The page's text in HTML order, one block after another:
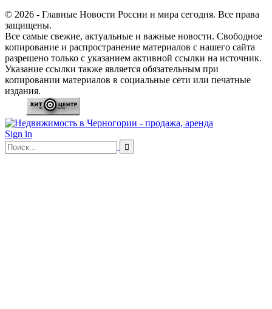
© 2026 - Главные Новости России и мира сегодня. Все права
защищены.
Все самые свежие, актуальные и важные новости. Свободное
копирование и распространение материалов с нашего сайта
разрешено только с указанием активной ссылки на источник.
Указание ссылки также является обязательным при
копировании материалов в социальные сети или печатные
издания.
Sign in